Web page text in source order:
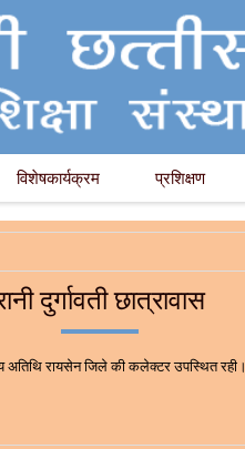
विशेषकार्यक्रम प्रशिक्षण
दुर्गावती छात्रावास
अतिथि रायसेन जिले की कलेक्टर उपस्थित रही।